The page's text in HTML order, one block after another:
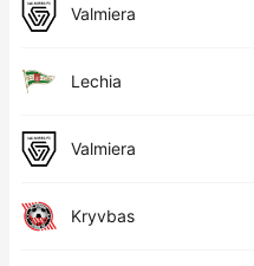
Valmiera
Lechia
Valmiera
Kryvbas